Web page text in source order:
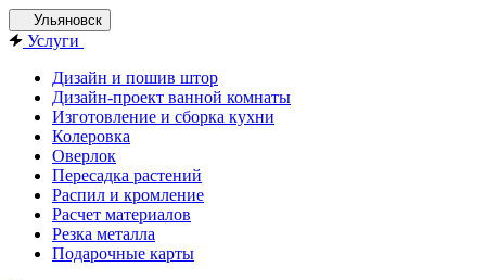
Ульяновск
Услуги
Дизайн и пошив штор
Дизайн-проект ванной комнаты
Изготовление и сборка кухни
Колеровка
Оверлок
Пересадка растений
Распил и кромление
Расчет материалов
Резка металла
Подарочные карты